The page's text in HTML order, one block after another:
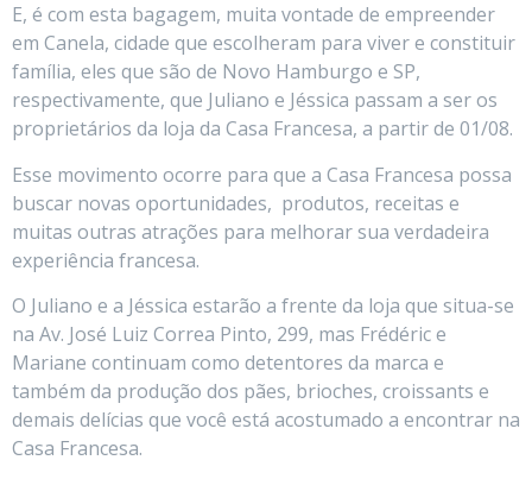
E, é com esta bagagem, muita vontade de empreender
em Canela, cidade que escolheram para viver e constituir
família, eles que são de Novo Hamburgo e SP,
respectivamente, que Juliano e Jéssica passam a ser os
proprietários da loja da Casa Francesa, a partir de 01/08.
Esse movimento ocorre para que a Casa Francesa possa
buscar novas oportunidades, produtos, receitas e
muitas outras atrações para melhorar sua verdadeira
experiência francesa.
O Juliano e a Jéssica estarão a frente da loja​ ​que situa-se
na Av. José Luiz Correa Pinto, 299, mas Frédéric e
Mariane continuam como detentores da marca e
também da produção dos pães, brioches, croissants e
demais delícias que você está acostumado a encontrar na
Casa Francesa.